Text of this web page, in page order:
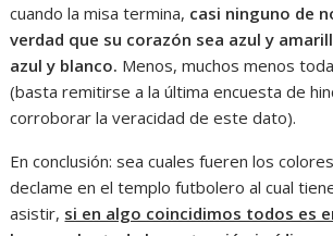
cuando la misa termina, casi ninguno de
verdad que su corazón sea azul y
azul y blanco. Menos, muchos menos
(basta remitirse a la última encuesta de
corroborar la veracidad de este dato).
En conclusión: sea cuales fueren los
declame en el templo futbolero al cual
asistir, si en algo coincidimos todos es